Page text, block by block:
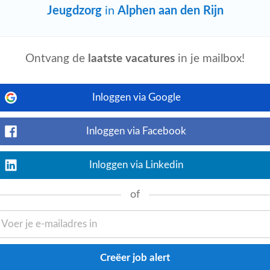
binnen de
met multi-probleem gezinnen en
en hart voor de
? Weet
steuntje in de rug nodig hebben? Dan
Bekijk nu
Jeugdzorgin Alphen aan den Rijn
Ontvang de laatste vacatures in je mailbox!
Inloggen via Google
Inloggen via Facebook
Inloggen via Linkedin
of